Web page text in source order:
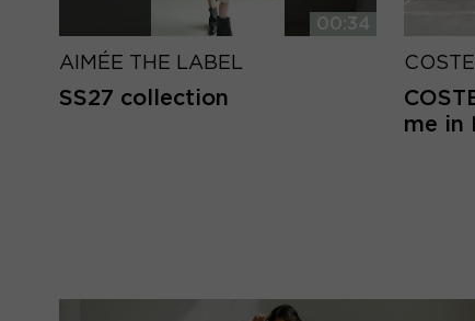
00:34
AIMÉE THE LABEL
SS27 collection
me in